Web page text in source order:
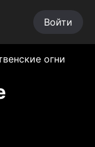
Войти
огни